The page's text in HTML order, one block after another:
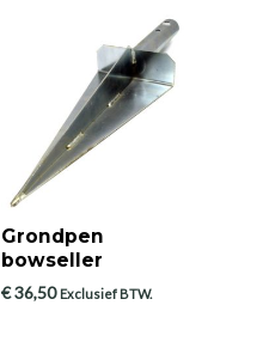
Grondpen
bowseller
€36,50 Exclusief BTW.